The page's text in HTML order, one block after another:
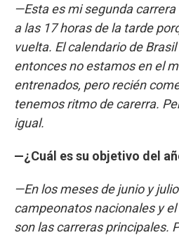
—Esta es mi segunda
a las 17 horas de la tarde
vuelta. El calendario de
entonces no estamos en el
entrenados, pero recién
tenemos ritmo de carerra.
igual.
—¿Cuál es su objetivo del
—En los meses de junio y
campeonatos nacionales y el
son las carreras principales.